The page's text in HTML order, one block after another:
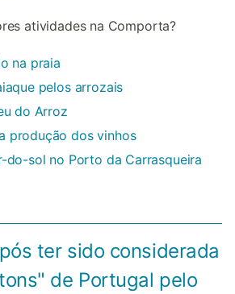
atividades na Comporta?
na praia
pelos arrozais
do Arroz
produção dos vinhos
do-sol no Porto da Carrasqueira
ter sido considerada
de Portugal pelo